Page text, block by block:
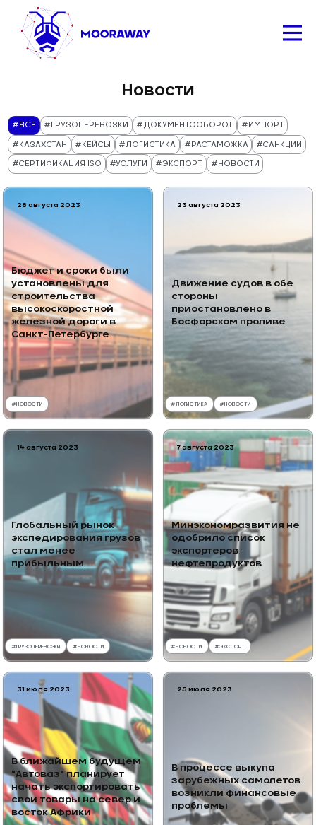
Новости
#ВСЕ # ГРУЗОПЕРЕВОЗКИ #ДОКУМЕНТООБОРОТ # ИМПОРТ
# КАЗАХСТАН # КЕЙСЫ # ЛОГИСТИКА # РАСТАМОЖКА #САНКЦИИ
#СЕРТИФИКАЦИЯ ISO #УСЛУГИ #ЭКСПОРТ # НОВОСТИ
28 августа 2023
Бюджет и сроки были
установлены для
строительства
высокоскоростной
железной дороги в
Санкт-Петербурге
#НОВОСТИ
23 августа 2023
Движение судов в обе
стороны
приостановлено в
Босфорском проливе
# ЛОГИСТИКА #НОВОСТИ
14 августа 2023
Глобальный рынок
экспедирования грузов
стал менее
прибыльным
#ГРУЗОПЕРЕВОЗКИ #НОВОСТИ
7 августа 2023
Минэкономразвития не
одобрило список
экспортеров
нефтепродуктов
#НОВОСТИ #ЭКСПОРТ
31 июля 2023
В ближайшем будущем
"Автоваз" планирует
начать экспортировать
свои товары на север и
восток Африки
25 июля 2023
В процессе выкупа
зарубежных самолетов
возникли финансовые
проблемы